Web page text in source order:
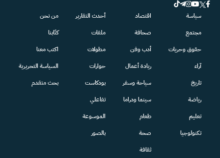
سياسة
مجتمع
حقوق وحريات
آراء
تاريخ
رياضة
تعليم
تكنولوجيا
اقتصاد
صحافة
أدب وفن
ريادة أعمال
سياحة وسفر
سينما ودراما
طعام
صحة
ثقافة
أحدث التقارير
ملفات
مطولات
حوارات
بودكاست
تفاعلي
الموسوعة
بالصور
من نحن
كتّابنا
اكتب معنا
السياسة التحريرية
بحث متقدم